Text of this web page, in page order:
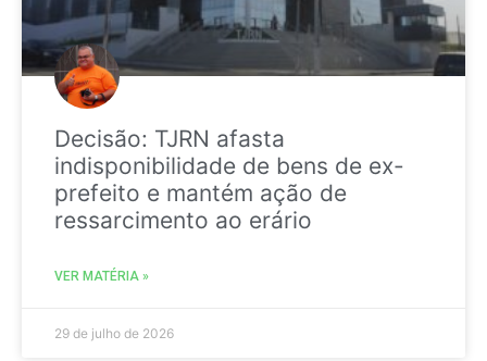
Decisão: TJRN afasta
indisponibilidade de bens de ex-
prefeito e mantém ação de
ressarcimento ao erário
VER MATÉRIA »
29 de julho de 2026